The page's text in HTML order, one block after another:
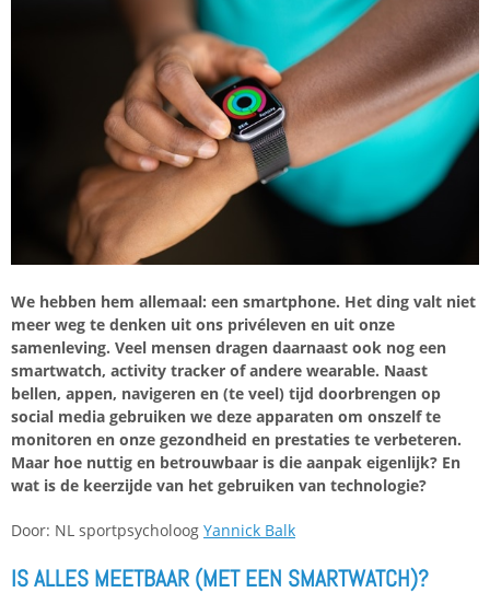
We hebben hem allemaal: een smartphone. Het ding valt niet
meer weg te denken uit ons privéleven en uit onze
samenleving. Veel mensen dragen daarnaast ook nog een
smartwatch, activity tracker of andere wearable. Naast
bellen, appen, navigeren en (te veel) tijd doorbrengen op
social media gebruiken we deze apparaten om onszelf te
monitoren en onze gezondheid en prestaties te verbeteren.
Maar hoe nuttig en betrouwbaar is die aanpak eigenlijk? En
wat is de keerzijde van het gebruiken van technologie?
Door: NL sportpsycholoog Yannick Balk
IS ALLES MEETBAAR (MET EEN SMARTWATCH)?